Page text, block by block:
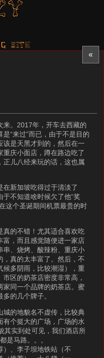
SITE
«
来。2017年，开车去西藏的
“来过”而已，由于不是目的
该是天黑才到的，然后在一
庆小面店，蹲在路边吃了
正儿八经来玩的话，这也属
新加坡吃得过于清淡了
不知道啥时候欠了他“奖
这个圣诞期间机票最贵的时
真的不错！尤其适合喜欢吃
富，而且感觉随便进一家店
串、烧烤、酸辣粉、重庆小
，真的太丰富了。然后，不
候多阴雨，比较潮湿），重
区的奶茶店密度非常高，
家同一个品牌的奶茶店。蜜
的几个牌子。
城的地貌名不虚传，比较典
有个挺大的广场，广场的水
其实到处可见，我们酒店所
是马路。。。
）、李子坝地铁站（不